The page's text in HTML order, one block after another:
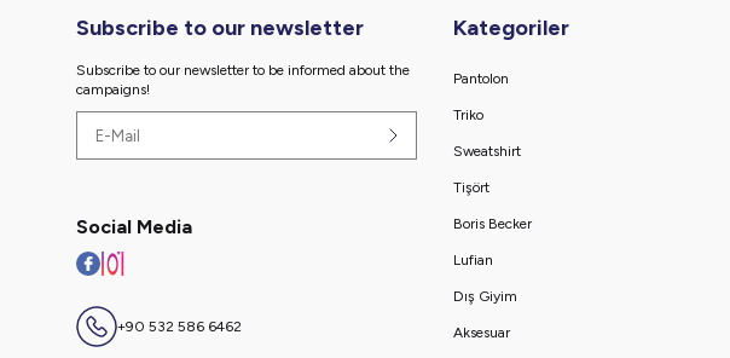
Subscribe to our newsletter
Subscribe to our newsletter to be informed about the
campaigns!
Social Media
+90 532 586 6462
Kategoriler
Pantolon
Triko
Sweatshirt
Tişört
Boris Becker
Lufian
Dış Giyim
Aksesuar